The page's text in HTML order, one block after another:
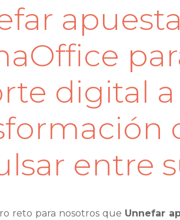
digital a
entre
reto para nosotros que Unnefar